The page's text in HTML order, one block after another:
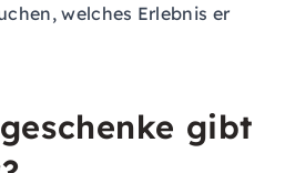
welches Erlebnis er
gibt